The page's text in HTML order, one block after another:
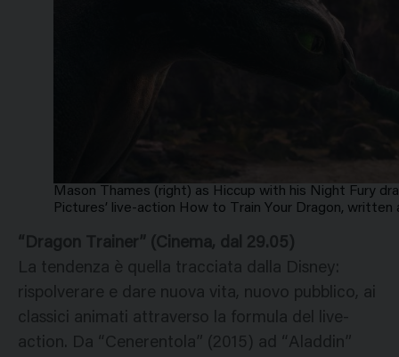
Mason Thames (right) as Hiccup with his Night Fury
Pictures’ live-action How to Train Your Dragon,
“Dragon Trainer” (Cinema, dal 29.05)
La tendenza è quella tracciata dalla Disney:
rispolverare e dare nuova vita, nuovo pubblico, ai
classici animati attraverso la formula del live-
action. Da “Cenerentola” (2015) ad “Aladdin”